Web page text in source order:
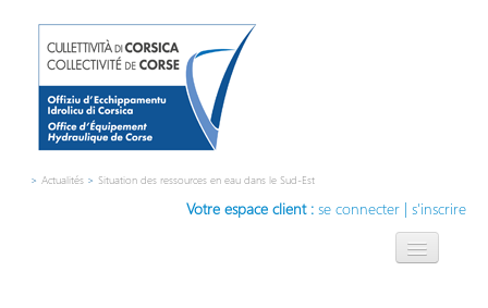
> Actualités > Situation des ressources en eau dans le Sud-Est
Votre espace client : se connecter | s'inscrire